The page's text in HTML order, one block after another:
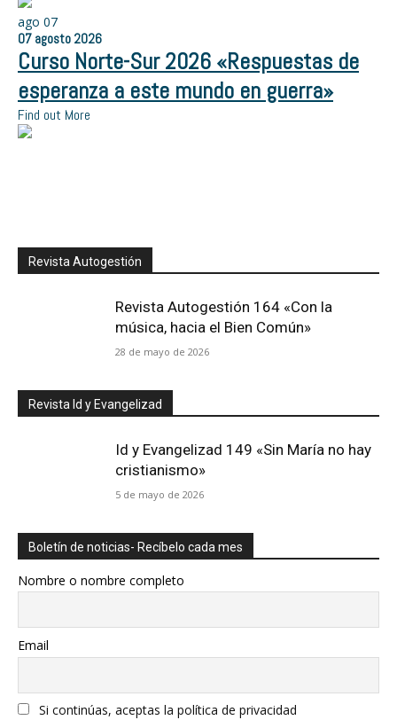
ago 07
07 agosto 2026
Curso Norte-Sur 2026 «Respuestas de
esperanza a este mundo en guerra»
Find out More
Revista Autogestión
Revista Autogestión 164 «Con la
música, hacia el Bien Común»
28 de mayo de 2026
Revista Id y Evangelizad
Id y Evangelizad 149 «Sin María no hay
cristianismo»
5 de mayo de 2026
Boletín de noticias- Recíbelo cada mes
Nombre o nombre completo
Email
Si continúas, aceptas la política de privacidad